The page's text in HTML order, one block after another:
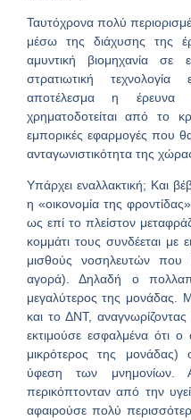
Ταυτόχρονα πολύ
μέσω της διάχυσης της
αμυντική βιομηχανία σε
στρατιωτική
αποτέλεσμα η
χρηματοδοτείται από το
εμπορικές εφαρμογές που
ανταγωνιστικότητα της
Υπάρχει εναλλακτική; Και
η «οικονομία της
ως επί το πλείστον
κομμάτι τους συνδέεται με
μισθούς νοσηλευτών που
αγορά). Δηλαδή ο
μεγαλύτερος της μονάδας.
και το ΔΝΤ,
εκτιμούσε εσφαλμένα ότι ο
μικρότερος της
ύφεση των μνημονίων.
περικόπτονταν από την
αφαιρούσε πολύ